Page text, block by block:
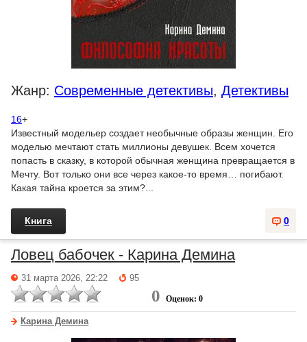
Жанр: Современные детективы, Детективы
16+
Известный модельер создает необычные образы женщин. Его
моделью мечтают стать миллионы девушек. Всем хочется
попасть в сказку, в которой обычная женщина превращается в
Мечту. Вот только они все через какое-то время… погибают.
Какая тайна кроется за этим?...
0
Книга
Ловец бабочек - Карина Демина
31 марта 2026, 22:22 95
0 Оценок: 0
Карина Демина